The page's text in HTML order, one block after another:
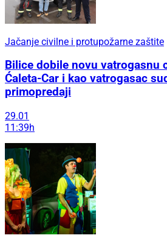
Jačanje civilne i protupožarne zaštite
Bilice dobile novu vatrogasnu
Ćaleta-Car i kao vatrogasac
primopredaji
29.01
11:39h